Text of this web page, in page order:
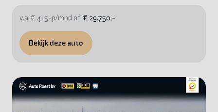
v.a. € 415-p/mnd of € 29.750,-
Bekijk deze auto